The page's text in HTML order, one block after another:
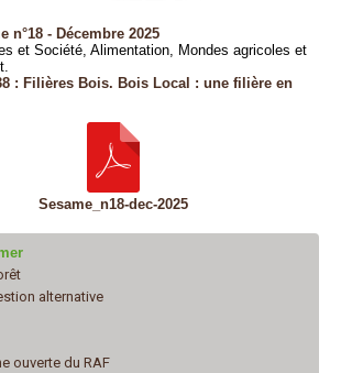
n°18 - Décembre 2025
et Société, Alimentation, Mondes agricoles et
: Filières Bois. Bois Local : une filière en
Sesame_n18-dec-2025
alternative
ouverte du RAF